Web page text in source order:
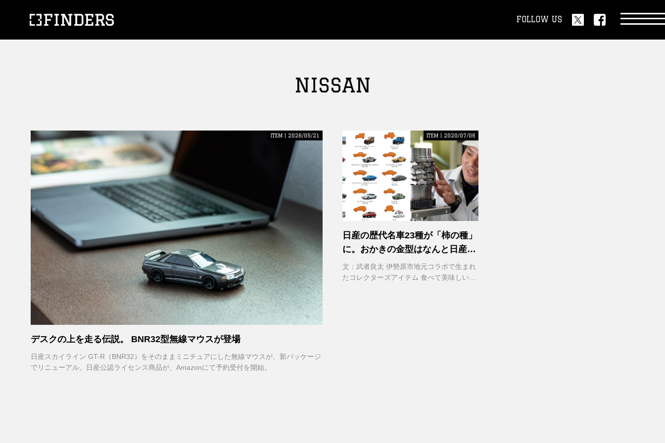
FOLLOW US
NISSAN
ITEM | 2026/05/21
デスクの上を走る伝説。 BNR32型無線マウスが登場
日産スカイライン GT-R（BNR32）をそのままミニチュアにした無線マウスが、新パッケージ
でリニューアル。日産公認ライセンス商品が、Amazonにて予約受付を開始。
ITEM | 2020/07/06
日産の歴代名車23種が「柿の種」
に。おかきの金型はなんと日産自
動車が製造
文：武者良太 伊勢原市地元コラボで生まれ
たコレクターズアイテム 食べて美味しい、